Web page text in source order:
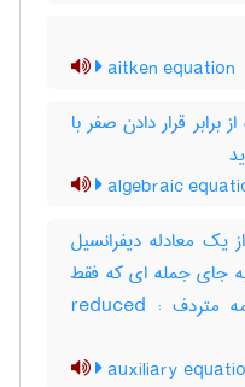
aitken equation
قرار دادن صفر با
algebraic
یک معادله دیفرانسیل
جای جمله ای که فقط
شامل متغیّر مستقل است کلمه متردف : reduced
auxiliary